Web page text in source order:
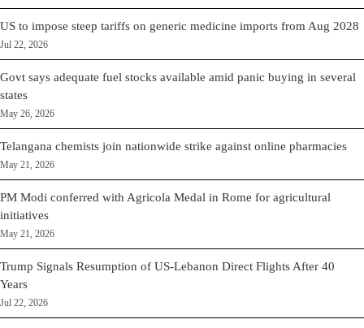
US to impose steep tariffs on generic medicine imports from Aug 2028
Jul 22, 2026
Govt says adequate fuel stocks available amid panic buying in several
states
May 26, 2026
Telangana chemists join nationwide strike against online pharmacies
May 21, 2026
PM Modi conferred with Agricola Medal in Rome for agricultural
initiatives
May 21, 2026
Trump Signals Resumption of US-Lebanon Direct Flights After 40
Years
Jul 22, 2026